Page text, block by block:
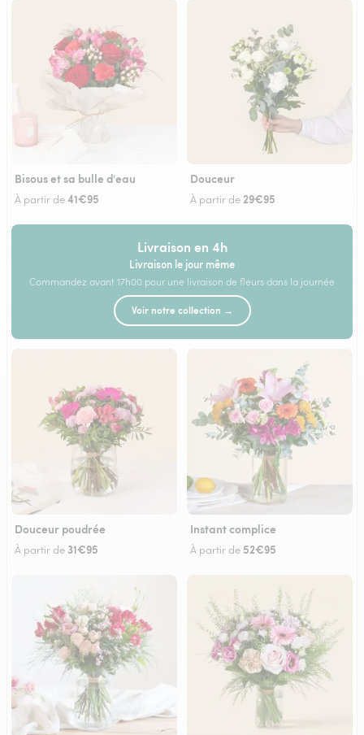
Bisous et sa bulle d'eau
À partir de41€95
Douceur
À partir de 29€95
Livraison en 4h
Livraison le jour même
Commandez avant 17h00 pour une livraison de fleurs dans la journée
Voir notre collection →
Douceur poudrée
À partir de 31€95
Instant complice
À partir de 52€95